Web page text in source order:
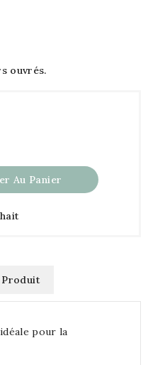
ouvrés.
Au Panier
Produit
pour la